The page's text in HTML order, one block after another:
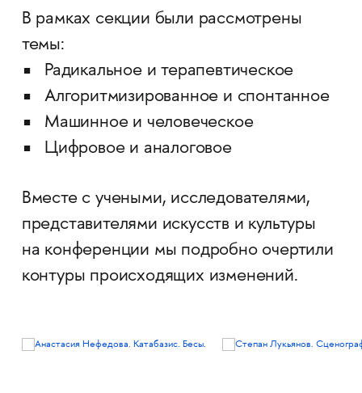
В рамках секции были рассмотрены
темы:
Радикальное и терапевтическое
Алгоритмизированное и спонтанное
Машинное и человеческое
Цифровое и аналоговое
Вместе с учеными, исследователями,
представителями искусств и культуры
на конференции мы подробно очертили
контуры происходящих изменений.